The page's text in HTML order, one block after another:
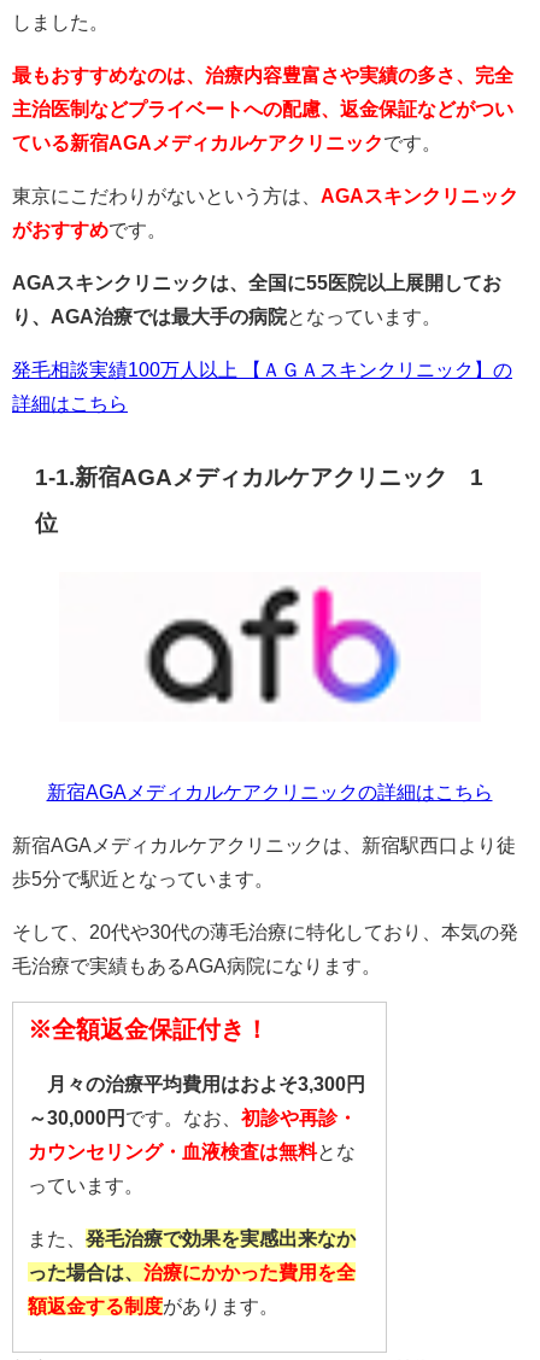
しました。
最もおすすめなのは、治療内容豊富さや実績の多さ、完全
主治医制などプライベートへの配慮、返金保証などがつい
ている新宿AGAメディカルケアクリニックです。
東京にこだわりがないという方は、 AGAスキンクリニック
がおすすめです。
AGAスキンクリニックは、全国に55医院以上展開してお
り、AGA治療では最大手の病院となっています。
発毛相談実績100万人以上 【ＡＧＡスキンクリニック】の
詳細はこちら
1-1.新宿AGAメディカルケアクリニック 1
位
新宿AGAメディカルケアクリニックの詳細はこちら
新宿AGAメディカルケアクリニックは、新宿駅西口より徒
歩5分で駅近となっています。
そして、20代や30代の薄毛治療に特化しており、本気の発
毛治療で実績もあるAGA病院になります。
※全額返金保証付き！
月々の治療平均費用はおよそ3,300円
～30,000円 です。なお、 初診や再診・
カウンセリング・血液検査は無料とな
っています。
また、 発毛治療で効果を実感出来なか
った場合は、 治療にかかった費用を全
額返金する制度があります。